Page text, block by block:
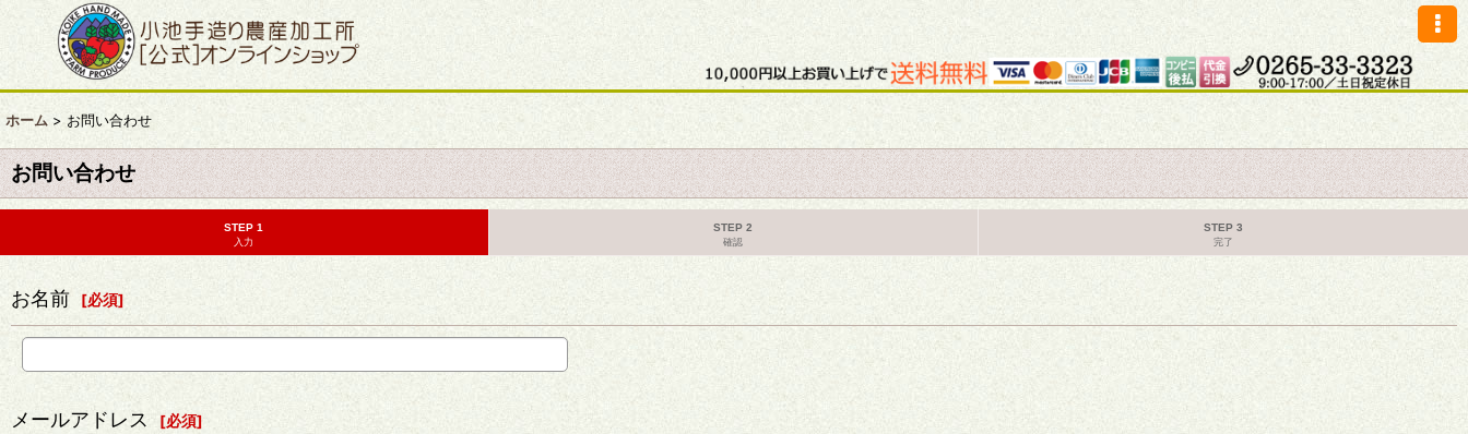
ホーム > お問い合わせ
お問い合わせ
STEP 1
入力
STEP 2
確認
STEP 3
完了
お名前 [必須]
メールアドレス [必須]